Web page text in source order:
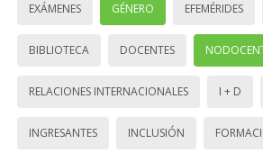
EXÁMENES GÉNERO EFEMÉRIDES
BIBLIOTECA DOCENTES
RELACIONES INTERNACIONALES I + D
INGRESANTES INCLUSIÓN